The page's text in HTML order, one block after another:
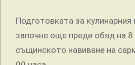
Подготовката за
започне още преди обяд на 8
същинското навиване на